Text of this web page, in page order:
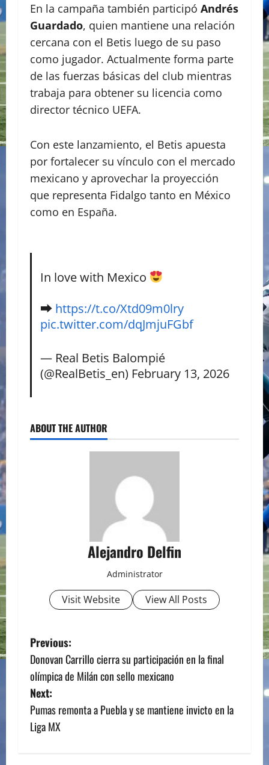
En la campaña también participó Andrés
Guardado, quien mantiene una relación
cercana con el Betis luego de su paso
como jugador. Actualmente forma parte
de las fuerzas básicas del club mientras
trabaja para obtener su licencia como
director técnico UEFA.
Con este lanzamiento, el Betis apuesta
por fortalecer su vínculo con el mercado
mexicano y aprovechar la proyección
que representa Fidalgo tanto en México
como en España.
In love with Mexico
➡ https://t.co/Xtd09m0lry
pic.twitter.com/dqJmjuFGbf
— Real Betis Balompié
(@RealBetis_en) February 13, 2026
ABOUT THE AUTHOR
Alejandro Delfin
Administrator
Visit Website View All Posts
P
o
s
t
Previous:
Donovan Carrillo cierra su participación en la final
olímpica de Milán con sello mexicano
Next:
Pumas remonta a Puebla y se mantiene invicto en la
Liga MX